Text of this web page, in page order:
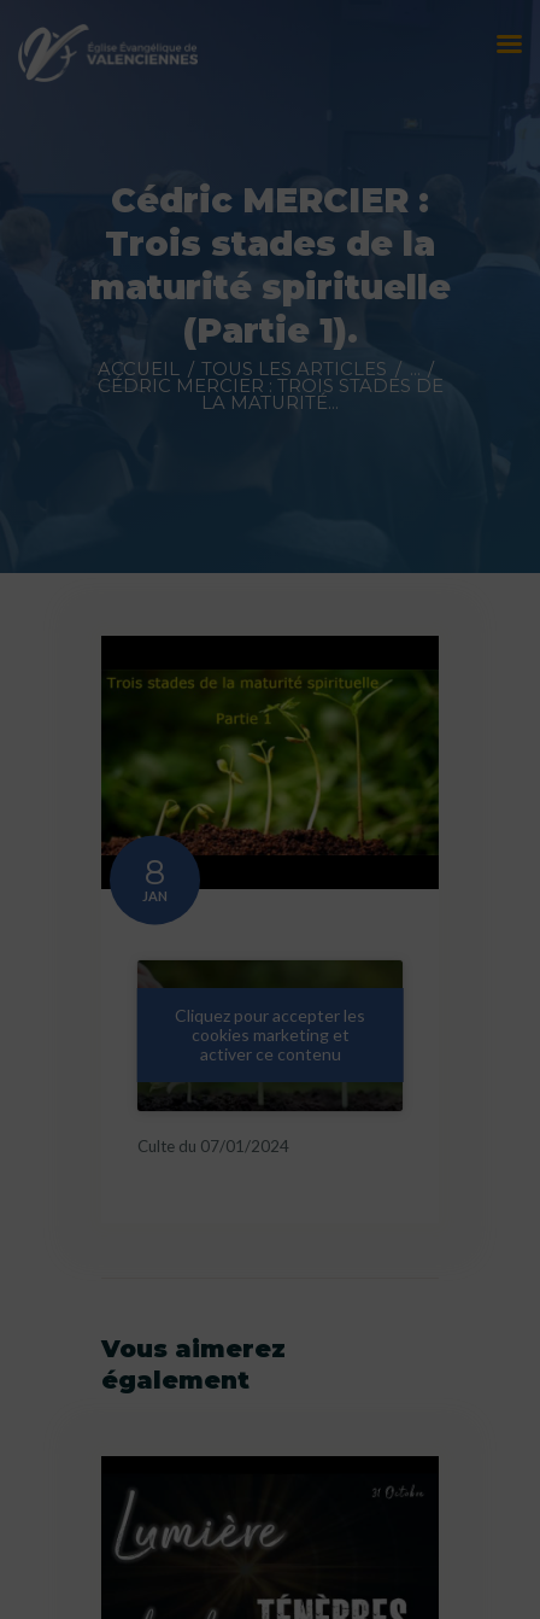
Cédric MERCIER :
Trois stades de la
maturité spirituelle
(Partie 1).
ACCUEIL TOUS LES ARTICLES ...
CÉDRIC MERCIER : TROIS STADES DE
LA MATURITÉ...
Évènements
Prédications
Nous contacter
Faire un don
8
JAN
Cliquez pour accepter les
cookies marketing et
activer ce contenu
Culte du 07/01/2024
Vous aimerez
également